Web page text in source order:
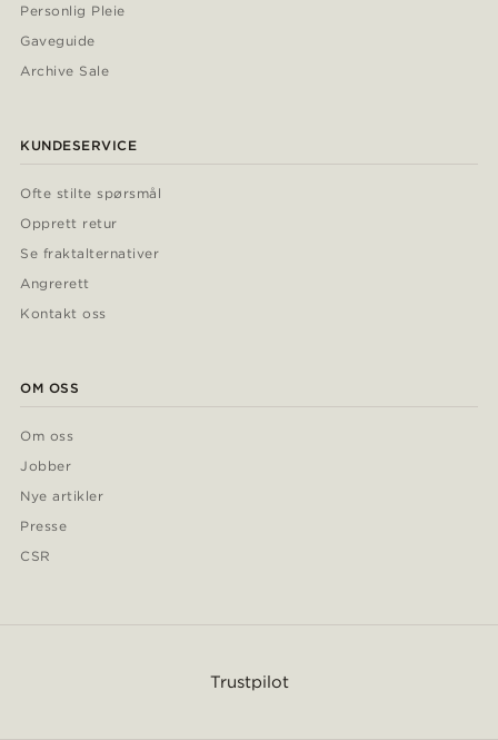
Personlig Pleie
Gaveguide
Archive Sale
KUNDESERVICE
Ofte stilte spørsmål
Opprett retur
Se fraktalternativer
Angrerett
Kontakt oss
OM OSS
Om oss
Jobber
Nye artikler
Presse
CSR
Trustpilot